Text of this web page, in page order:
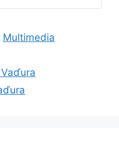
Multimedia